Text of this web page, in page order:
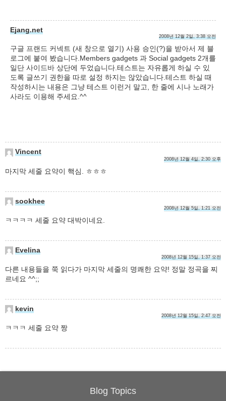
Ejang.net
2008년 12월 2일, 3:38 오전
구글 프랜드 커넥트 (새 창으로 열기) 사용 승인(?)을 받아서 제 블
로그에 붙여 봤습니다.Members gadgets 과 Social gadgets 2개를
일단 사이드바 상단에 두었습니다.테스트는 자유롭게 하실 수 있
도록 글쓰기 권한을 따로 설정 하지는 않았습니다.테스트 하실 때
작성하시는 내용은 그냥 테스트 이런거 말고, 한 줄에 시나 노래가
사라도 이용해 주세요.^^
Vincent
2008년 12월 4일, 2:30 오후
마지막 세줄 요약이 핵심. ㅎㅎㅎ
sookhee
2008년 12월 5일, 1:21 오전
ㅋㅋㅋㅋ 세줄 요약 대박이네요.
Evelina
2008년 12월 15일, 1:37 오전
다른 내용들을 쭉 읽다가 마지막 세줄의 명쾌한 요약! 정말 정곡을 찌
르네요 ^^;;
kevin
2008년 12월 15일, 2:47 오전
ㅋㅋㅋ 세줄 요약 짱
Blog Topics